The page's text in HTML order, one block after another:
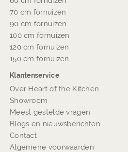
70 cm fornuizen
90 cm fornuizen
100 cm fornuizen
120 cm fornuizen
150 cm fornuizen
Klantenservice
Over Heart of the Kitchen
Showroom
Meest gestelde vragen
Blogs en nieuwsberichten
Contact
Algemene voorwaarden